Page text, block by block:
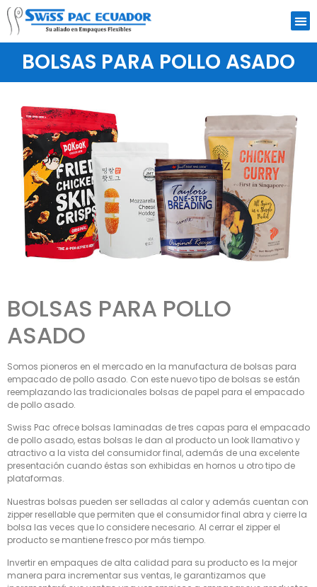
BOLSAS PARA POLLO ASADO
BOLSAS PARA POLLO
ASADO
Somos pioneros en el mercado en la manufactura de bolsas para
empacado de pollo asado. Con este nuevo tipo de bolsas se están
reemplazando las tradicionales bolsas de papel para el empacado
de pollo asado.
Swiss Pac ofrece bolsas laminadas de tres capas para el empacado
de pollo asado, estas bolsas le dan al producto un look llamativo y
atractivo a la vista del consumidor final, además de una excelente
presentación cuando éstas son exhibidas en hornos u otro tipo de
plataformas.
Nuestras bolsas pueden ser selladas al calor y además cuentan con
zipper resellable que permiten que el consumidor final abra y cierre la
bolsa las veces que lo considere necesario. Al cerrar el zipper el
producto se mantiene fresco por más tiempo.
Invertir en empaques de alta calidad para su producto es la mejor
manera para incrementar sus ventas, le garantizamos que